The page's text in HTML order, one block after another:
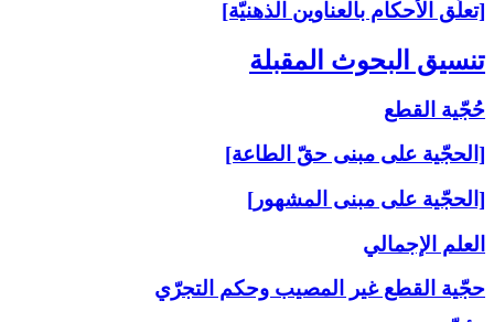
[تعلّق الأحكام بالعناوين الذهنيّة]
تنسيق البحوث المقبلة
حُجّية القطع
[الحجّية على مبنى حقّ الطاعة]
[الحجّية على مبنى المشهور]
العلم الإجمالي
حجّية القطع غير المصيب وحكم التجرّي